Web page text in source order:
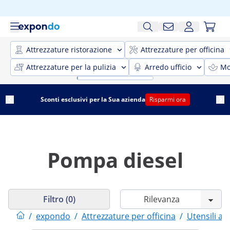
Attrezzature ristorazione
Attrezzature per officina
Attrezzature per la pulizia
Arredo ufficio
Sconti esclusivi per la Sua azienda Risparmi ora
Pompa diesel
/ expondo / Attrezzature per officina / Utensili
Filtro (0)